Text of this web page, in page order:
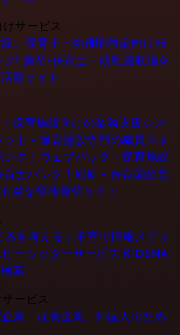
サービス
。保育士・幼稚園教論向け転
ク! 新卒-保育士・幼稚園教論を
動サイト
保育施設向けの業務支援シス
ト - 保育施設専門の職員マネ
ンク！ウェブパック - 保育施設
育士バンク！総研 - 保育園経営
益な情報発信サイト
を考える」子育て情報メディ
ーシッターサービス KIDSNA
索
ービス
業、成長企業、外国人のため